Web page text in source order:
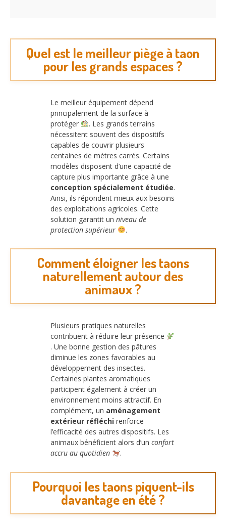
Quel est le meilleur piège à taon
pour les grands espaces ?
Le meilleur équipement dépend
principalement de la surface à
protéger
. Les grands terrains
nécessitent souvent des dispositifs
capables de couvrir plusieurs
centaines de mètres carrés. Certains
modèles disposent d’une capacité de
capture plus importante grâce à une
conception spécialement étudiée.
Ainsi, ils répondent mieux aux besoins
des exploitations agricoles. Cette
solution garantit un niveau de
protection supérieur
.
Comment éloigner les taons
naturellement autour des
animaux ?
Plusieurs pratiques naturelles
contribuent à réduire leur présence
. Une bonne gestion des pâtures
diminue les zones favorables au
développement des insectes.
Certaines plantes aromatiques
participent également à créer un
environnement moins attractif. En
complément, un aménagement
extérieur réfléchi renforce
l’efficacité des autres dispositifs. Les
animaux bénéficient alors d’un confort
accru au quotidien
.
Pourquoi les taons piquent-ils
davantage en été ?